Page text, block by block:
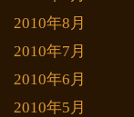
2010年8月
2010年7月
2010年6月
2010年5月